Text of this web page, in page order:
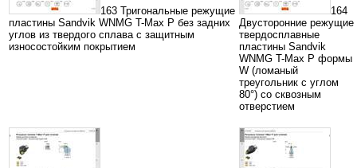
163 Тригональные режущие
пластины Sandvik WNMG T-Max P без задних
углов из твердого сплава с защитным
износостойким покрытием
164
Двусторонние режущие
твердосплавные
пластины Sandvik
WNMG T-Max P формы
W (ломаный
треугольник с углом
80°) со сквозным
отверстием